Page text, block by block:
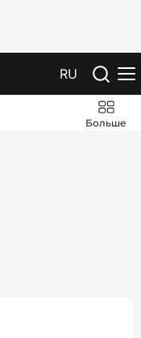
RU
Больше